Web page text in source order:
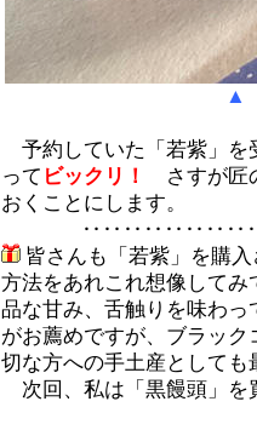
▲
予約していた「若紫」を
って ビックリ！
さすが匠
おくことにします。
皆さんも「若紫」を購
方法をあれこれ想像して
品な甘み、舌触りを味わ
がお薦めですが、ブラッ
切な方への手土産としても
次回、私は「黒饅頭」を